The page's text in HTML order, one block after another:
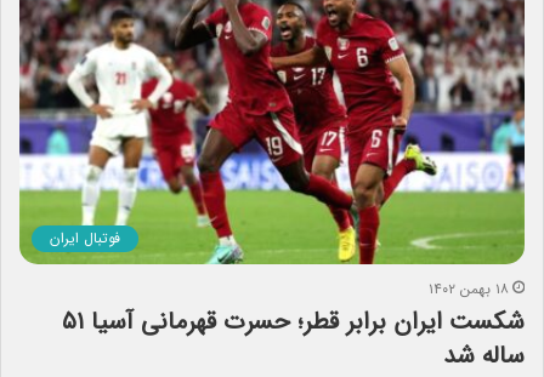
فوتبال ایران
۱۸ بهمن ۱۴۰۲
شکست ایران برابر قطر؛ حسرت قهرمانی آسیا ۵۱
ساله شد